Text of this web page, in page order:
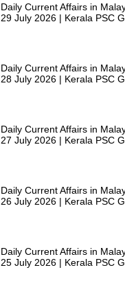
Daily Current Affairs in
29 July 2026 | Kerala PSC
Daily Current Affairs in
28 July 2026 | Kerala PSC
Daily Current Affairs in
27 July 2026 | Kerala PSC
Daily Current Affairs in
26 July 2026 | Kerala PSC
Daily Current Affairs in
25 July 2026 | Kerala PSC